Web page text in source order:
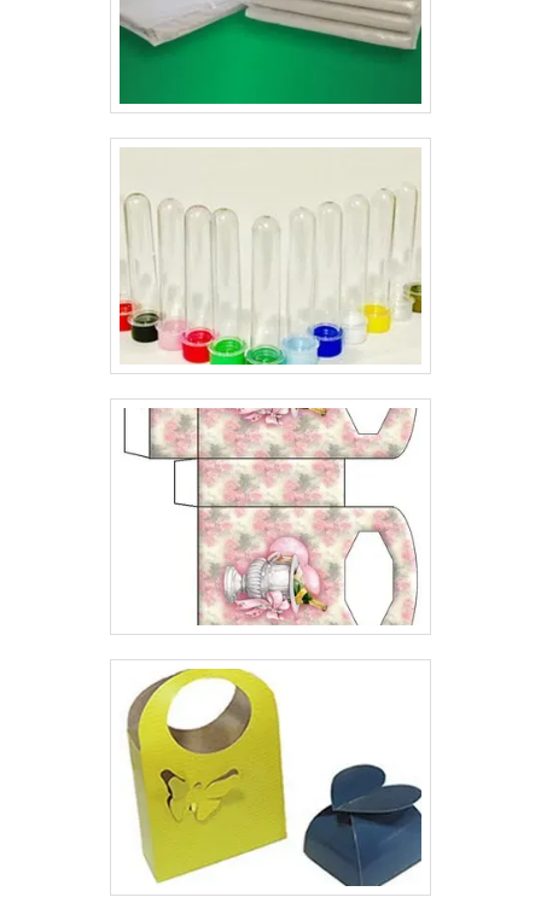
consumidor ou possível cliente, facilitar o transporte e
encantar o público de interesse.Em outras palavras,
informações sobre ele, a embalagem para cosméticos
tem a missão de atrair o público, pois deixaram de ser
importante de produtos, como: Itens de higiene
pessoal;Maquiagem;Sabonete para o rosto;Sabonete
para a pele;Creme para pele;Creme e shampoos para
cabelo.Os invólucros para cosméticos também
possuem características especiais, e não é para menos.
Seu valor na decisão de escolha do consumidor é
bastante relevante. Por esse motivo, a embalagem é
extremamente importante.Para desenvolver uma
embalagem personalizada para cosméticos de forma
profissional é imprescindível contar com uma empresa
séria, que já esteja atuando no mercado há algum
tempo, pesquise as melhores e dê uma identificação
perfeita para o seu produto. .